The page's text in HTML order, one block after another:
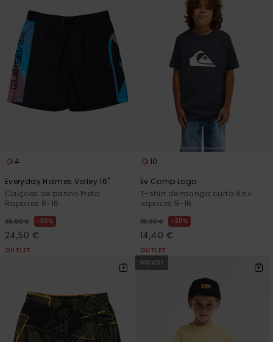
Encontra
respostas
para as
perguntas
mais
frequentes e o
nosso
formulário de
contacto.
4
Everyday Holmes Volley 16"
Calções de banho Preto
Rapazes 8-16
35,00 € 30%
24,50 €
OUTLET
10
Ev Comp Logo
T-shirt de manga curta Azul
rapazes 8-16
18,00 € 20%
14,40 €
OUTLET
NOVO!